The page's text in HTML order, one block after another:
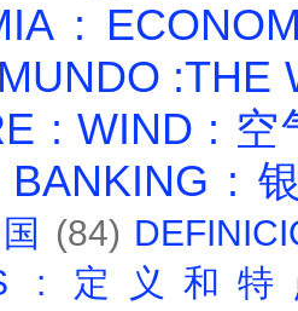
:
:THE
: WIND : 空
BANKING :
(84)
: 定义和